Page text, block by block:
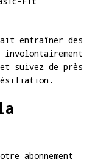
entraîner des
involontairement
suivez de près
résiliation.
abonnement